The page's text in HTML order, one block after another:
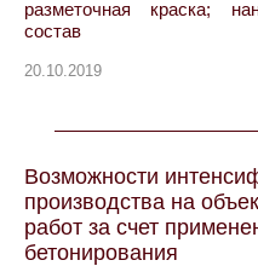
разметочная краска;
состав
20.10.2019
Возможности
производства на
работ за счет
бетонирования